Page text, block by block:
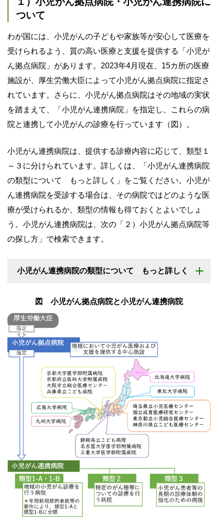
ついて
わが国には、小児がんの子どもや家族等が安心して医療を
受けられるよう、質の高い医療と支援を提供する「小児が
ん拠点病院」があります。2023年4月現在、15カ所の医療
施設が、厚生労働大臣によって小児がん拠点病院に指定さ
れています。さらに、小児がん拠点病院はその地域の実状
を踏まえて、「小児がん連携病院」を指定し、これらの病
院と連携して小児がんの診療を行っています（図）。
小児がん連携病院は、提供する診療内容に応じて、類型１
～３に分けられています。詳しくは、「小児がん連携病院
の類型について もっと詳しく」をご覧ください。小児が
ん連携病院を受診する場合は、その病院ではどのような医
療が受けられるか、類型の情報も得ておくとよいでしょ
う。小児がん連携病院は、次の「２）小児がん拠点病院等
の探し方」で検索できます。
小児がん連携病院の類型について もっと詳しく
図 小児がん拠点病院と小児がん連携病院